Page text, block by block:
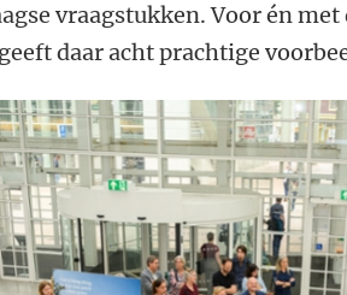
vraagstukken. Voor én met
daar acht prachtige